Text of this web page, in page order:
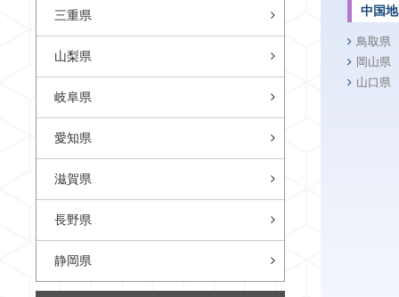
中国
鳥取県
岡山県
山口県
三重県
山梨県
岐阜県
愛知県
滋賀県
長野県
静岡県